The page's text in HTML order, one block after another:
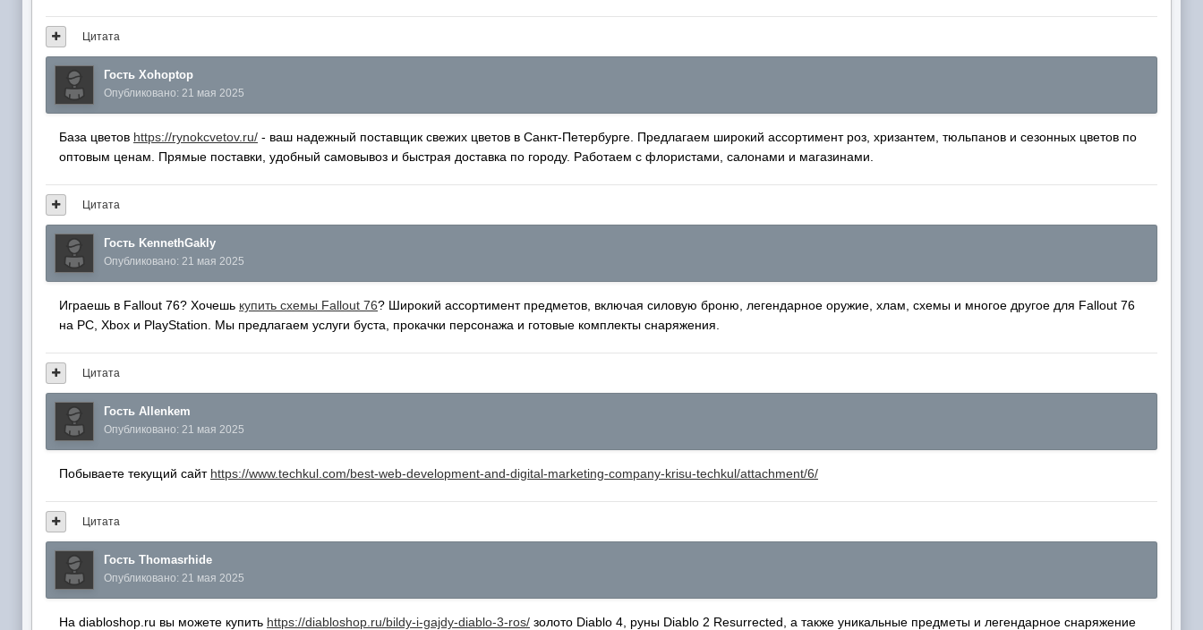
Цитата
Гость Xohoptop
Опубликовано: 21 мая 2025
База цветов https://rynokcvetov.ru/ - ваш надежный поставщик свежих цветов в Санкт-Петербурге. Предлагаем широкий ассортимент роз, хризантем, тюльпанов и сезонных цветов по
оптовым ценам. Прямые поставки, удобный самовывоз и быстрая доставка по городу. Работаем с флористами, салонами и магазинами.
Цитата
Гость KennethGakly
Опубликовано: 21 мая 2025
Играешь в Fallout 76? Хочешь купить схемы Fallout 76? Широкий ассортимент предметов, включая силовую броню, легендарное оружие, хлам, схемы и многое другое для Fallout 76
на PC, Xbox и PlayStation. Мы предлагаем услуги буста, прокачки персонажа и готовые комплекты снаряжения.
Цитата
Гость Allenkem
Опубликовано: 21 мая 2025
Побываете текущий сайт https://www.techkul.com/best-web-development-and-digital-marketing-company-krisu-techkul/attachment/6/
Цитата
Гость Thomasrhide
Опубликовано: 21 мая 2025
На diabloshop.ru вы можете купить https://diabloshop.ru/bildy-i-gajdy-diablo-3-ros/ золото Diablo 4, руны Diablo 2 Resurrected, а также уникальные предметы и легендарное снаряжение